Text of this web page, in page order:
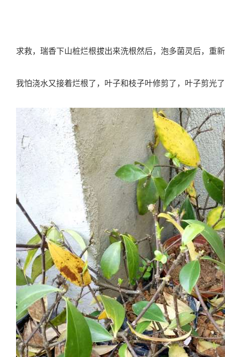
求救，瑞香下山桩烂根拔出来洗根然后，泡多菌灵后，重
我怕浇水又接着烂根了，叶子和枝子叶修剪了，叶子剪光